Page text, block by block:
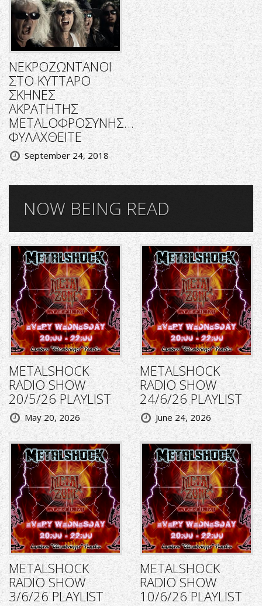
ΝΕΚΡΟΖΩΝΤΑΝΟΙ
ΣΤΟ ΚΥΤΤΑΡΟ
ΣΚΗΝΕΣ
ΑΚΡΑΤΗΤΗΣ
METALΟΦΡΟΣΥΝΗΣ…
ΦΥΛΑΧΘΕΙΤΕ
September 24, 2018
NOW BEING READ
METALSHOCK
RADIO SHOW
20/5/26 PLAYLIST
May 20, 2026
METALSHOCK
RADIO SHOW
24/6/26 PLAYLIST
June 24, 2026
METALSHOCK
RADIO SHOW
3/6/26 PLAYLIST
METALSHOCK
RADIO SHOW
10/6/26 PLAYLIST